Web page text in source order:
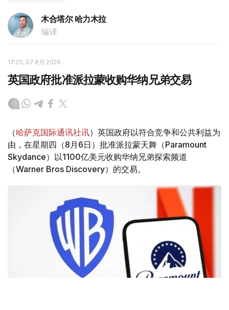
木合塔尔 哈力木拉
编译
17:20, 07 8月 2026
英国政府批准派拉蒙收购华纳兄弟交易
（哈萨克国际通讯社讯）英国政府以符合竞争和公共利益为
由，在星期四（8月6日）批准派拉蒙天舞（Paramount
Skydance）以1100亿美元收购华纳兄弟探索频道
（Warner Bros Discovery）的交易。